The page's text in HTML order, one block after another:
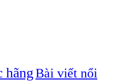
hãngBài viết nổi